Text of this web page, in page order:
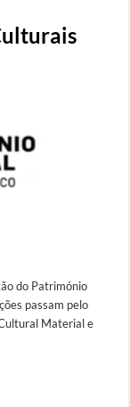
do Património
passam pelo
Material e